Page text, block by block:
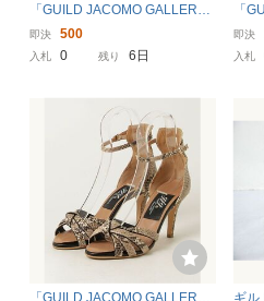
「GUILD JACOMO GALLER
Y」 パンプス 23.5cm グレー レ
ディース
即決 500
入札 0 残り 6日
「
Y」
ック
即決
入札
「GUILD JACOMO GALLER
ギル